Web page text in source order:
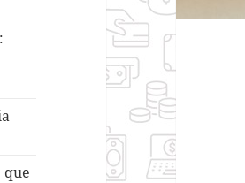
que